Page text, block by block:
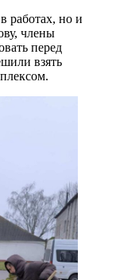
работах, но и
члены
перед
взять